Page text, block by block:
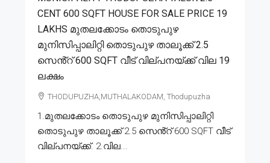
CENT 600 SQFT HOUSE FOR SALE PRICE 19
LAKHS മുതലക്കോടം തൊടുപുഴ
മുനിസിപ്പാലിറ്റി തൊടുപുഴ താലൂക്ക് 2.5
സെൻ്റ് 600 SQFT വീട് വില്പനയ്ക്ക് വില 19
ലക്ഷം
THODUPUZHA,MUTHALAKODAM, Thodupuzha
1.മുതലക്കോടം തൊടുപുഴ മുനിസിപ്പാലിറ്റി
തൊടുപുഴ താലൂക്ക് 2.5 സെൻ്റ് 600 SQFT വീട്
വില്പനയ്ക്ക്. 2.വില...